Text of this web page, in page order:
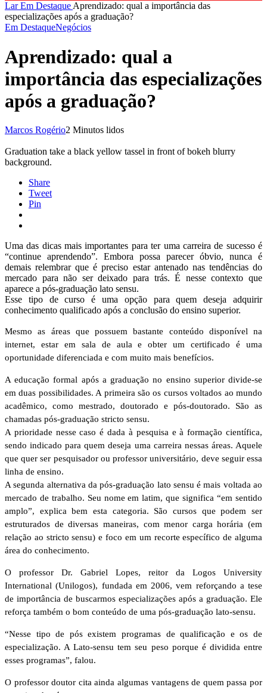
LarEm Destaque Aprendizado: qual a importância das
especializações após a graduação?
Em DestaqueNegócios
Aprendizado: qual a
importância das especializações
após a graduação?
Marcos Rogério2 Minutos lidos
Graduation take a black yellow tassel in front of bokeh blurry
background.
Share
Tweet
Pin
Uma das dicas mais importantes para ter uma carreira de sucesso é
“continue aprendendo”. Embora possa parecer óbvio, nunca é
demais relembrar que é preciso estar antenado nas tendências do
mercado para não ser deixado para trás. É nesse contexto que
aparece a pós-graduação lato sensu.
Esse tipo de curso é uma opção para quem deseja adquirir
conhecimento qualificado após a conclusão do ensino superior.
Mesmo as áreas que possuem bastante conteúdo disponível na
internet, estar em sala de aula e obter um certificado é uma
oportunidade diferenciada e com muito mais benefícios.
A educação formal após a graduação no ensino superior divide-se
em duas possibilidades. A primeira são os cursos voltados ao mundo
acadêmico, como mestrado, doutorado e pós-doutorado. São as
chamadas pós-graduação stricto sensu.
A prioridade nesse caso é dada à pesquisa e à formação científica,
sendo indicado para quem deseja uma carreira nessas áreas. Aquele
que quer ser pesquisador ou professor universitário, deve seguir essa
linha de ensino.
A segunda alternativa da pós-graduação lato sensu é mais voltada ao
mercado de trabalho. Seu nome em latim, que significa “em sentido
amplo”, explica bem esta categoria. São cursos que podem ser
estruturados de diversas maneiras, com menor carga horária (em
relação ao stricto sensu) e foco em um recorte específico de alguma
área do conhecimento.
O professor Dr. Gabriel Lopes, reitor da Logos University
International (Unilogos), fundada em 2006, vem reforçando a tese
de importância de buscarmos especializações após a graduação. Ele
reforça também o bom conteúdo de uma pós-graduação lato-sensu.
“Nesse tipo de pós existem programas de qualificação e os de
especialização. A Lato-sensu tem seu peso porque é dividida entre
esses programas”, falou.
O professor doutor cita ainda algumas vantagens de quem passa por